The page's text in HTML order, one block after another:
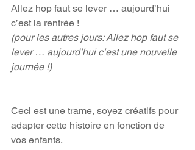
Allez hop faut se lever … aujourd’hui
c’est la rentrée !
(pour les autres jours: Allez hop faut se
lever … aujourd’hui c’est une nouvelle
journée !)
Ceci est une trame, soyez créatifs pour
adapter cette histoire en fonction de
vos enfants.